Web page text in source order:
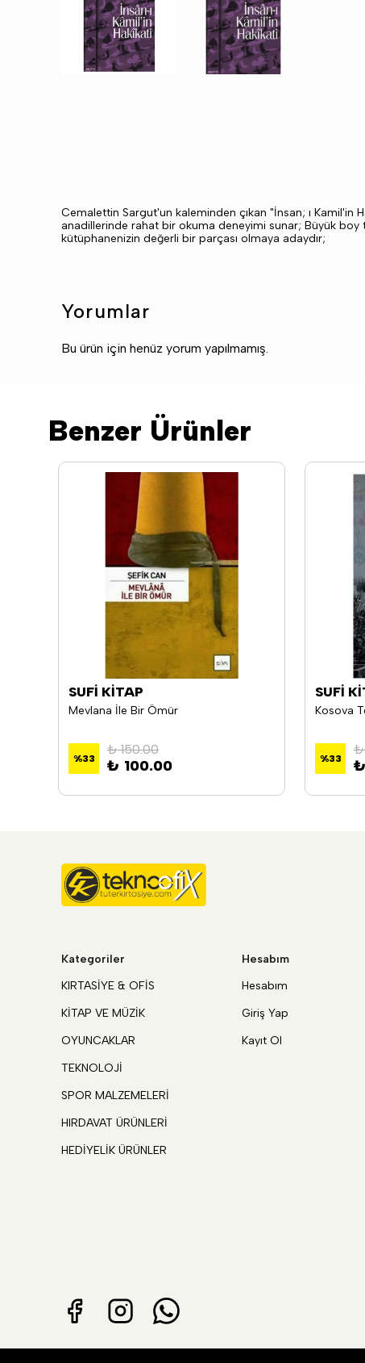
Cemalettin Sargut'un kaleminden çıkan "İnsan; ı Kamil'in
anadillerinde rahat bir okuma deneyimi sunar; Büyük boy
kütüphanenizin değerli bir parçası olmaya adaydır;
Yorumlar
Bu ürün için henüz yorum yapılmamış.
Benzer Ürünler
SUFİ KİTAP
Mevlana İle Bir Ömür
%33
₺ 150.00
₺ 100.00
SUFİ
Kosova
%33
₺
Kategoriler
KIRTASİYE & OFİS
KİTAP VE MÜZİK
OYUNCAKLAR
TEKNOLOJİ
SPOR MALZEMELERİ
HIRDAVAT ÜRÜNLERİ
HEDİYELİK ÜRÜNLER
Hesabım
Hesabım
Giriş Yap
Kayıt Ol